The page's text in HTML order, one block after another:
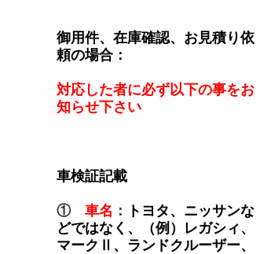
御用件、在庫確認、お見積り依
頼の場合：
対応した者に必ず以下の事をお
知らせ下さい
車検証記載
① 車名 ：
トヨタ、ニッサンな
どではなく、（例）レガシィ、
マークⅡ、ランドクルーザー、